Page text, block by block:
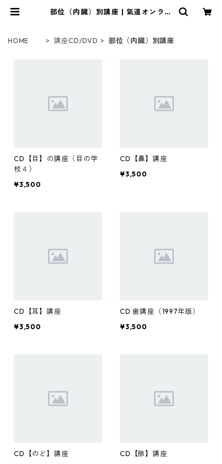
部位（内臓）別講座 | 氣道オンライ
HOME 講座CD/DVD 部位（内臓）別講座
CD【目】の講座（目の学
校４）
¥3,500
CD【鼻】講座
¥3,500
CD【耳】講座
¥3,500
CD 歯講座（1997年版）
¥3,500
CD【のど】講座
CD【肺】講座